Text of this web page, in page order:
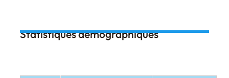
Statistiques démographiques